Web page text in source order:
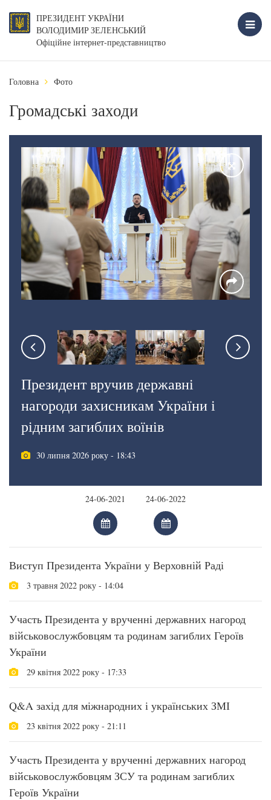
ПРЕЗИДЕНТ УКРАЇНИ
ВОЛОДИМИР ЗЕЛЕНСЬКИЙ
Офіційне інтернет-представництво
Головна Фото
Громадські заходи
Президент вручив державні
нагороди захисникам України і
рідним загиблих воїнів
30 липня 2026 року - 18:43
Виступ Президента України у Верховній Раді
3 травня 2022 року - 14:04
Участь Президента у врученні державних нагород
військовослужбовцям та родинам загиблих Героїв
України
29 квітня 2022 року - 17:33
Q&A захід для міжнародних і українських ЗМІ
23 квітня 2022 року - 21:11
Участь Президента у врученні державних нагород
військовослужбовцям ЗСУ та родинам загиблих
Героїв України